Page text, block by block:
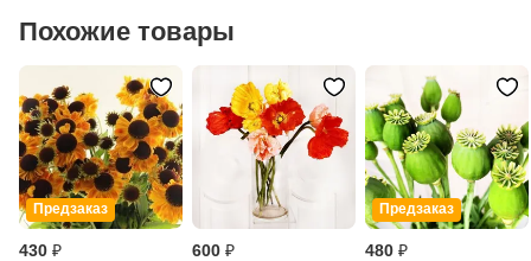
Похожие товары
Предзаказ
430 ₽ 600 ₽
Предзаказ
480 ₽